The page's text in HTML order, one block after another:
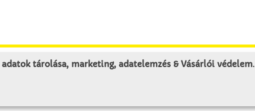
adatok tárolása, marketing, adatelemzés & Vásárlói védelem.